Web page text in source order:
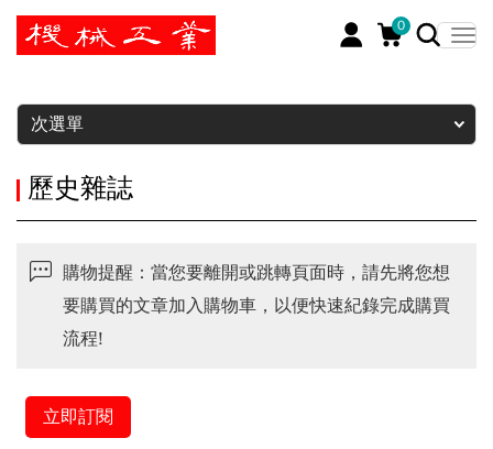
0
暫停
次選單
歷史雜誌
購物提醒：當您要離開或跳轉頁面時，請先將您想
要購買的文章加入購物車，以便快速紀錄完成購買
流程!
立即訂閱